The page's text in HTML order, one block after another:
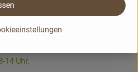
hilft dir gerne:
14 Uhr.